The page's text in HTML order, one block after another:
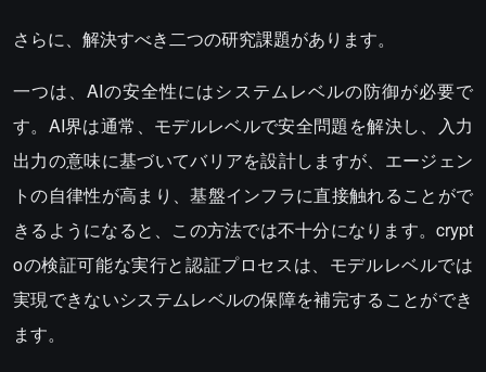
さらに、解決すべき二つの研究課題があります。
一つは、AIの安全性にはシステムレベルの防御が必要で
す。AI界は通常、モデルレベルで安全問題を解決し、入力
出力の意味に基づいてバリアを設計しますが、エージェン
トの自律性が高まり、基盤インフラに直接触れることがで
きるようになると、この方法では不十分になります。crypt
oの検証可能な実行と認証プロセスは、モデルレベルでは
実現できないシステムレベルの保障を補完することができ
ます。